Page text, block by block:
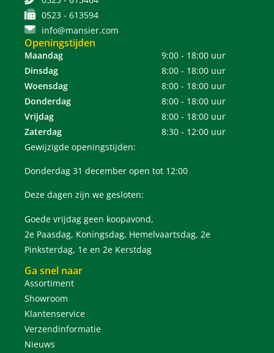
0523 - 613594
info@mansier.com
Openingstijden
Maandag
9:00 - 18:00 uur
Dinsdag
8:00 - 18:00 uur
Woensdag
8:00 - 18:00 uur
Donderdag
8:00 - 18:00 uur
Vrijdag
8:00 - 18:00 uur
Zaterdag
8:30 - 12:00 uur
Gewijzigde openingstijden:
Donderdag 31 december open tot 12:00
Deze dagen zijn we gesloten:
Goede vrijdag geen koopavond,
2e Paasdag, Koningsdag, Hemelvaartsdag, 2e
Pinksterdag, 1e en 2e Kerstdag
Ga snel naar
Assortiment
Showroom
Klantenservice
Verzendinformatie
Nieuws